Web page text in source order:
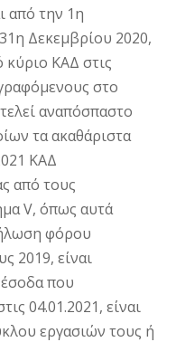
από την 1η
Δεκεμβρίου 2020,
κύριο ΚΑΔ στις
στο
αναπόσπαστο
τα ακαθάριστα
ΚΑΔ
από τους
V, όπως αυτά
φόρου
2019, είναι
που
04.01.2021, είναι
εργασιών τους ή